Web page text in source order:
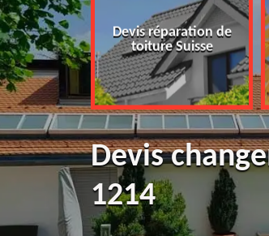
Devis réparation de
toiture Suisse
Devis
1214